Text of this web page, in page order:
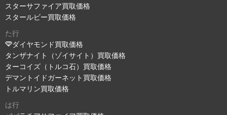
スターサファイア買取価格
スタールビー買取価格
た行
ダイヤモンド買取価格
タンザナイト（ゾイサイト）買取価格
ターコイズ（トルコ石）買取価格
デマントイドガーネット買取価格
トルマリン買取価格
は行